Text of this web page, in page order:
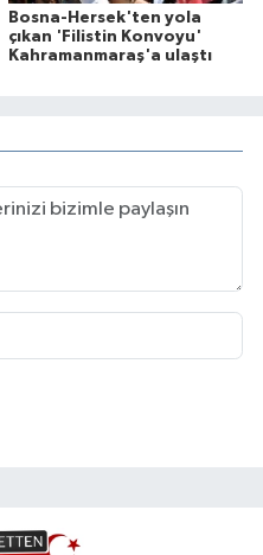
Bosna-Hersek'ten yola
çıkan 'Filistin Konvoyu'
Kahramanmaraş'a ulaştı